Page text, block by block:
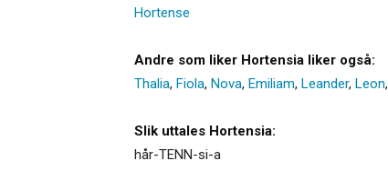
Hortense
Andre som liker Hortensia liker også:
Thalia, Fiola, Nova, Emiliam, Leander, Leon,
Slik uttales Hortensia:
hår-TENN-si-a